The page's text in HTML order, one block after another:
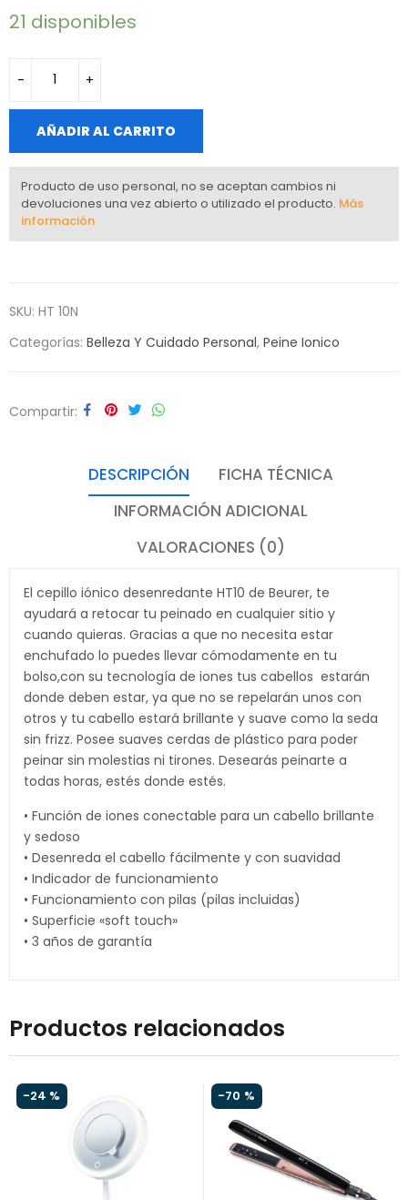
21 disponibles
AÑADIR AL CARRITO
Producto de uso personal, no se aceptan cambios ni
devoluciones una vez abierto o utilizado el producto. Más
información
SKU: HT 10N
Categorías: Belleza Y Cuidado Personal, Peine Ionico
Compartir
DESCRIPCIÓN
FICHA TÉCNICA
INFORMACIÓN ADICIONAL
VALORACIONES (0)
El cepillo iónico desenredante HT10 de Beurer, te
ayudará a retocar tu peinado en cualquier sitio y
cuando quieras. Gracias a que no necesita estar
enchufado lo puedes llevar cómodamente en tu
bolso,con su tecnología de iones tus cabellos estarán
donde deben estar, ya que no se repelarán unos con
otros y tu cabello estará brillante y suave como la seda
sin frizz. Posee suaves cerdas de plástico para poder
peinar sin molestias ni tirones. Desearás peinarte a
todas horas, estés donde estés.
• Función de iones conectable para un cabello brillante
y sedoso
• Desenreda el cabello fácilmente y con suavidad
• Indicador de funcionamiento
• Funcionamiento con pilas (pilas incluidas)
• Superficie «soft touch»
• 3 años de garantía
Productos relacionados
-24 % -70 %